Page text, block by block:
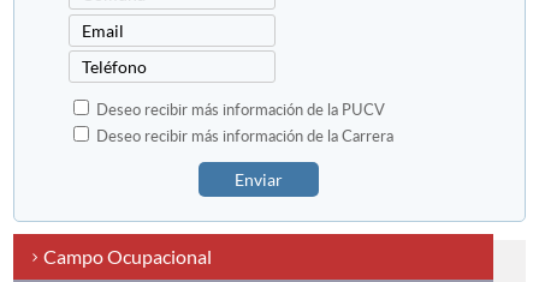
Deseo recibir más información de la PUCV
Deseo recibir más información de la Carrera
Enviar
Campo Ocupacional